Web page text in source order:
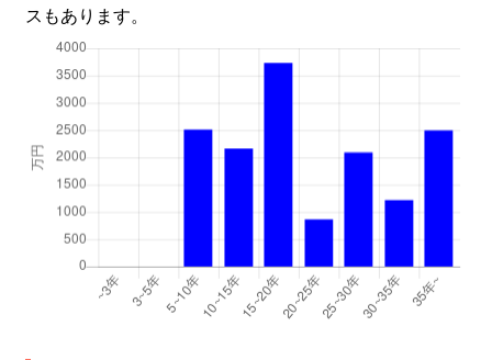
スもあります。